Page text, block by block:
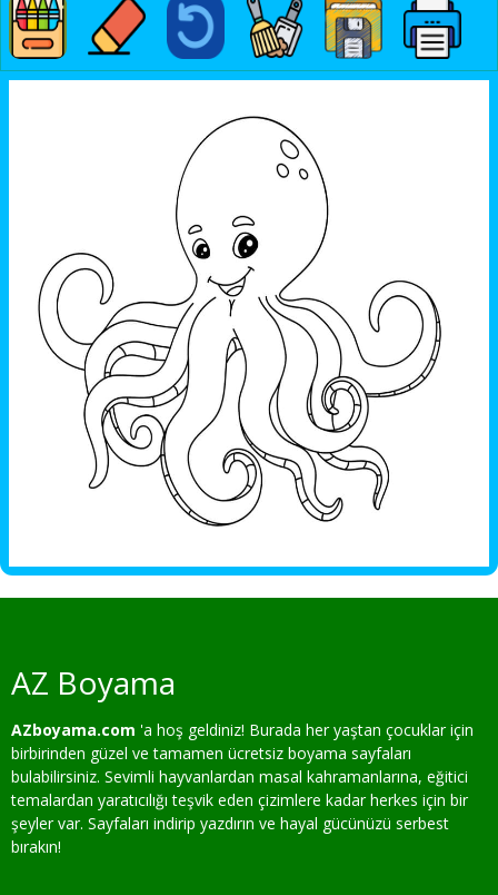
AZ Boyama
AZboyama.com 'a hoş geldiniz! Burada her yaştan çocuklar için
birbirinden güzel ve tamamen ücretsiz boyama sayfaları
bulabilirsiniz. Sevimli hayvanlardan masal kahramanlarına, eğitici
temalardan yaratıcılığı teşvik eden çizimlere kadar herkes için bir
şeyler var. Sayfaları indirip yazdırın ve hayal gücünüzü serbest
bırakın!